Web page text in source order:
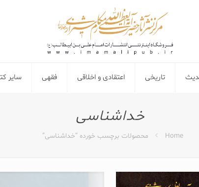
تاریخی اعتقادی و اخلاقی فقهی سایر
خداشناسی
Home محصولات برچسب خورده “خداشناسی”